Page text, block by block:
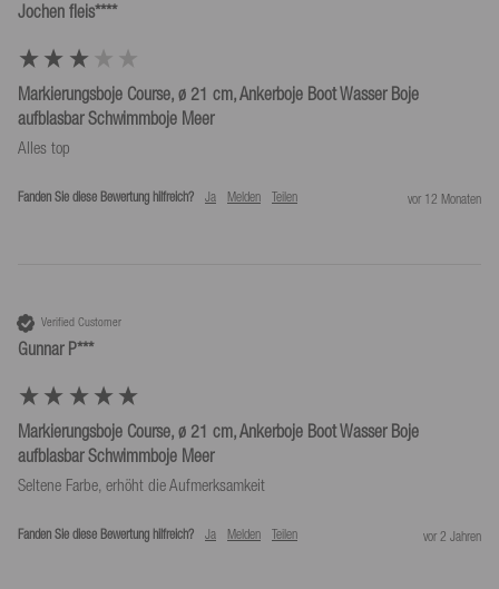
Jochen fleis****
Markierungsboje Course, ø 21 cm, Ankerboje Boot Wasser Boje
aufblasbar Schwimmboje Meer
Alles top
Fanden Sie diese Bewertung hilfreich? Ja Melden Teilen vor 12 Monaten
Verified Customer
Gunnar P***
Markierungsboje Course, ø 21 cm, Ankerboje Boot Wasser Boje
aufblasbar Schwimmboje Meer
Seltene Farbe, erhöht die Aufmerksamkeit
Fanden Sie diese Bewertung hilfreich? Ja Melden Teilen vor 2 Jahren